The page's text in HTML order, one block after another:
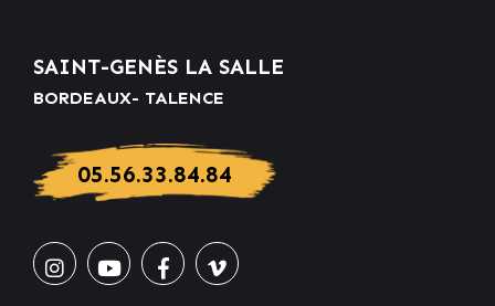
SAINT-GENÈS LA SALLE
BORDEAUX- TALENCE
05.56.33.84.84